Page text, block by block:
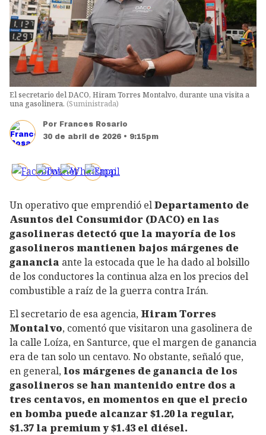
El secretario del DACO, Hiram Torres Montalvo, durante una visita a
una gasolinera. (Suministrada)
Por Frances Rosario
30 de abril de 2026 • 9:15pm
Un operativo que emprendió elDepartamento de
Asuntos del Consumidor (DACO) en las
gasolineras detectó que la mayoría de los
gasolineros mantienen bajos márgenes de
ganancia ante la estocada que le ha dado al bolsillo
de los conductores la continua alza en los precios del
combustible a raíz de la guerra contra Irán.
El secretario de esa agencia, Hiram Torres
Montalvo, comentó que visitaron una gasolinera de
la calle Loíza, en Santurce, que el margen de ganancia
era de tan solo un centavo. No obstante, señaló que,
en general, los márgenes de ganancia de los
gasolineros se han mantenido entre dos a
tres centavos, en momentos en que el precio
en bomba puede alcanzar $1.20 la regular,
$1.37 la premium y $1.43 el diésel.